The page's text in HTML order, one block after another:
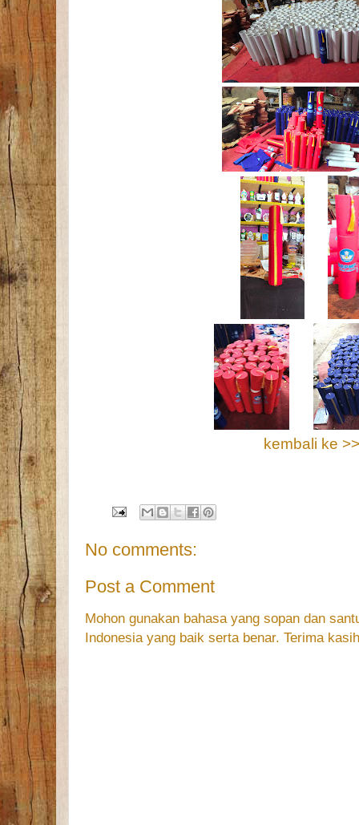
kembali ke
No comments:
Post a Comment
Mohon gunakan bahasa yang sopan dan
Indonesia yang baik serta benar. Terima